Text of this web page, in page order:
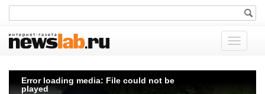
Показать
меню
Error loading media: File could not be
played